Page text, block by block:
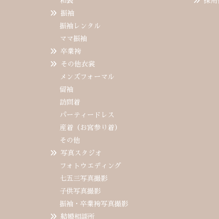
振袖
振袖レンタル
ママ振袖
卒業袴
その他衣裳
メンズフォーマル
留袖
訪問着
パーティードレス
産着（お宮参り着）
その他
写真スタジオ
フォトウエディング
七五三写真撮影
子供写真撮影
振袖・卒業袴写真撮影
結婚相談所